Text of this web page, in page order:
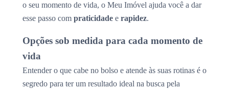
o seu momento de vida, o Meu Imóvel ajuda você a dar
esse passo com praticidade e rapidez.
Opções sob medida para cada momento de
vida
Entender o que cabe no bolso e atende às suas rotinas é o
segredo para ter um resultado ideal na busca pela